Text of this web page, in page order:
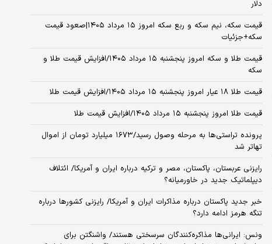
دلار
قیمت سکه، نیم سکه و ربع سکه امروز ۱۵ مرداد ۱۴۰۵|صعود قیمت
سکه+جزئیات
قیمت طلا و سکه امروز پنجشنبه ۱۵ مرداد ۱۴۰۵/افزایش قیمت طلا و
سکه
قیمت طلا ۱۸ عیار امروز پنجشنبه ۱۵ مرداد ۱۴۰۵/افزایش قیمت طلا
قیمت طلا امروز پنجشنبه ۱۵ مرداد ۱۴۰۵/افزایش قیمت طلا
پرونده تراستی‌ها به مرحله وصول رسید/۱۶۷۳ میلیارد تومان از اموال
تهاتر شد
رایزنی عربستان، پاکستان، مصر و ترکیه درباره ایران و آمریکا/ ائتلاف
دیپلماتیک جدید در خاورمیانه؟
خبر جدید پاکستان درباره مذاکرات ایران و آمریکا/ رایزنی کشورها درباره
تنگه هرمز ادامه دارد؟
ونس: ایرانی‌ها مذاکره‌کنندگان سرسختی هستند/ واشنگتن برای